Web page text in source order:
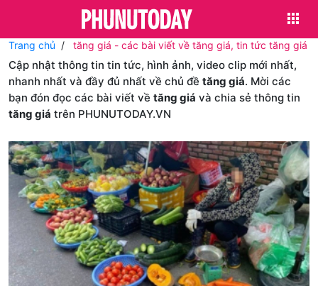
Trang chủ tăng giá - các bài viết về tăng giá, tin tức tăng giá
Cập nhật thông tin tin tức, hình ảnh, video clip mới nhất,
nhanh nhất và đầy đủ nhất về chủ đề tăng giá. Mời các
bạn đón đọc các bài viết về tăng giá và chia sẻ thông tin
tăng giá trên PHUNUTODAY.VN